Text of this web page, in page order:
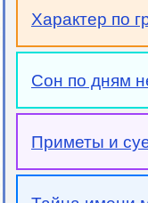
Характер по
Сон по дням
Приметы и